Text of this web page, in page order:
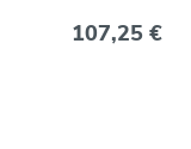
107,25 €